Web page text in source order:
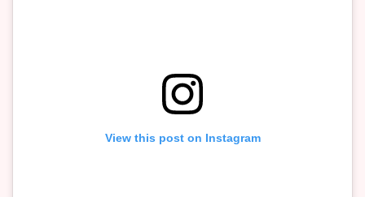
View this post on Instagram